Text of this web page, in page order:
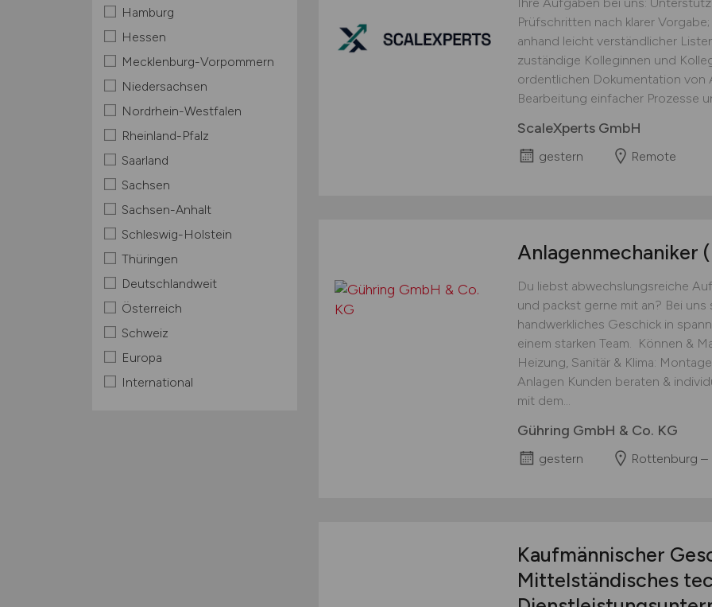
Hamburg
Hessen
Mecklenburg-Vorpommern
Niedersachsen
Nordrhein-Westfalen
Rheinland-Pfalz
Saarland
Sachsen
Sachsen-Anhalt
Schleswig-Holstein
Thüringen
Deutschlandweit
Österreich
Schweiz
Europa
International
Prüfschritten nach klarer
anhand leicht verständlicher
zuständige Kolleginnen und
ordentlichen Dokumentation von
Bearbeitung einfacher Prozesse
ScaleXperts GmbH
gestern Remote
Anlagenmechaniker
Du liebst abwechslungsreiche
und packst gerne mit an? Bei
handwerkliches Geschick in
einem starken Team. ‍ Können &
Heizung, Sanitär & Klima:
Anlagen Kunden beraten &
mit dem...
Gühring GmbH & Co. KG
gestern Rottenburg –
Kaufmännischer
Mittelständisches